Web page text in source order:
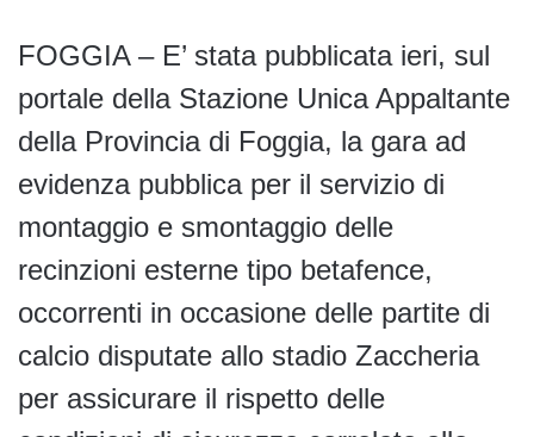
FOGGIA – E’ stata pubblicata ieri, sul
portale della Stazione Unica Appaltante
della Provincia di Foggia, la gara ad
evidenza pubblica per il servizio di
montaggio e smontaggio delle
recinzioni esterne tipo betafence,
occorrenti in occasione delle partite di
calcio disputate allo stadio Zaccheria
per assicurare il rispetto delle